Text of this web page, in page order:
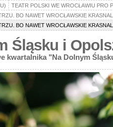
TEATR POLSKI WE WROCŁAWIU PRO
BO NAWET WROCŁAWSKIE
BO NAWET WROCŁAWSKIE
Śląsku i
kwartalnika "Na Dolnym